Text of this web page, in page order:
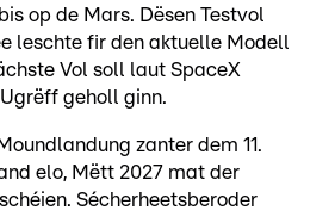
op de Mars. Dësen Testvol
leschte fir den aktuelle Modell
Vol soll laut SpaceX
geholl ginn.
zanter dem 11.
elo, Mëtt 2027 mat der
Sécherheetsberoder